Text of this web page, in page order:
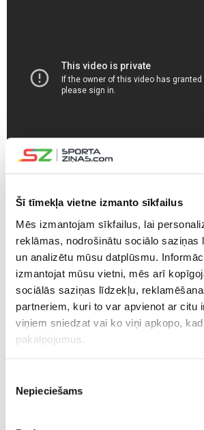
Šī tīmekļa vietne izmanto sīkfailus
Mēs izmantojam sīkfailus, lai
reklāmas, nodrošinātu sociālo saziņas
un analizētu mūsu datplūsmu.
izmantojat mūsu vietni, mēs arī
sociālās saziņas līdzekļu,
partneriem, kuri to var apvienot ar citu
viņiem sniedzat vai ko viņi apkopo,
pakalpojumus.
izvēle
Nepieciešams
CITAS ZIŅAS NO ŠĪS KATEGORIJAS
Daugavpils atgriežas
“Optibet” hokeja līgā
“Tas ir jāprasa